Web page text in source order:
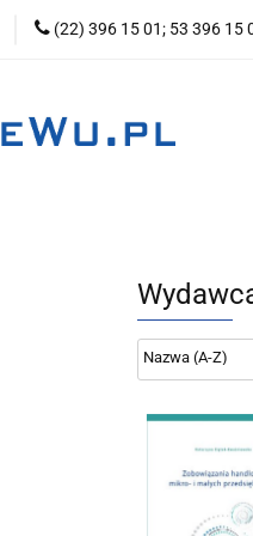
(22) 396 15 01; 53 396 15
Kategorie Nowości
Wydawnictwo For